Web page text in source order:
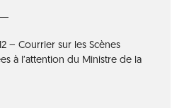
– Courrier sur les Scènes
à l’attention du Ministre de la